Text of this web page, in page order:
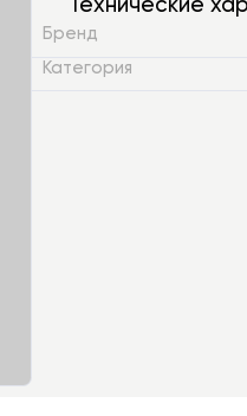
Бренд
Категория